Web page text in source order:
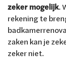
zeker mogelijk.
rekening te
zaken kan je
zeker niet.